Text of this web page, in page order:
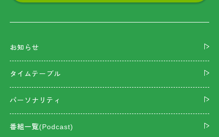
お知らせ
タイムテーブル
パーソナリティ
番組一覧(Podcast)